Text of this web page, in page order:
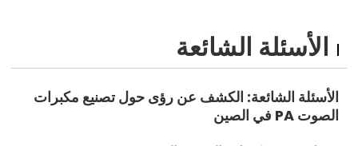
الأسئلة الشائعة
الأسئلة الشائعة: الكشف عن رؤى حول تصنيع مكبرات
الصوت PA في الصين